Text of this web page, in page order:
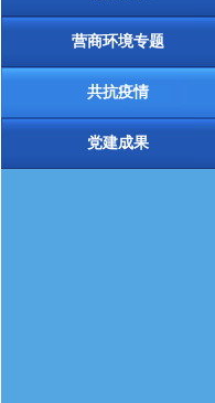
营商环境专题
共抗疫情
党建成果